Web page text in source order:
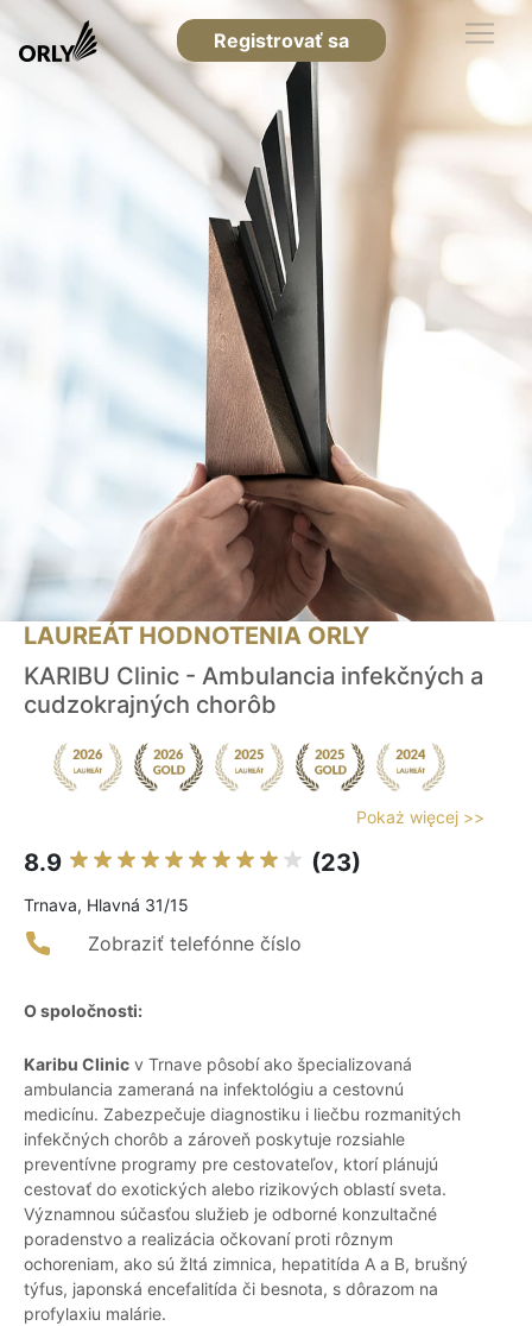
Registrovať sa
LAUREÁT HODNOTENIA ORLY
KARIBU Clinic - Ambulancia infekčných a
cudzokrajných chorôb
Pokaż więcej >>
8.9 (23)
Trnava, Hlavná 31/15
Zobraziť telefónne číslo
O spoločnosti:
Karibu Clinic v Trnave pôsobí ako špecializovaná
ambulancia zameraná na infektológiu a cestovnú
medicínu. Zabezpečuje diagnostiku i liečbu rozmanitých
infekčných chorôb a zároveň poskytuje rozsiahle
preventívne programy pre cestovateľov, ktorí plánujú
cestovať do exotických alebo rizikových oblastí sveta.
Významnou súčasťou služieb je odborné konzultačné
poradenstvo a realizácia očkovaní proti rôznym
ochoreniam, ako sú žltá zimnica, hepatitída A a B, brušný
týfus, japonská encefalitída či besnota, s dôrazom na
profylaxiu malárie.